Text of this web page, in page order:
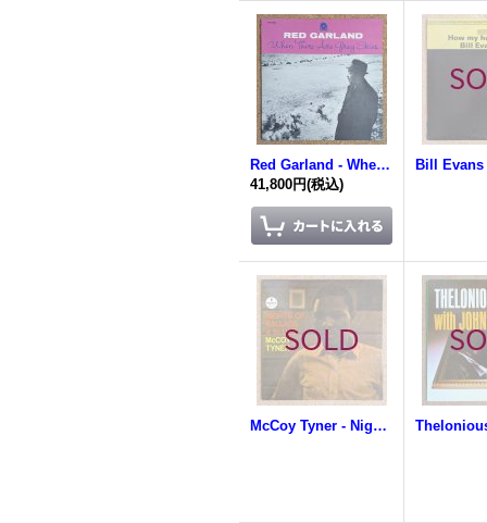
Red Garland - When There Are Grey Skies
41,800円(税込)
McCoy Tyner - Nights Of Ballads & Blues